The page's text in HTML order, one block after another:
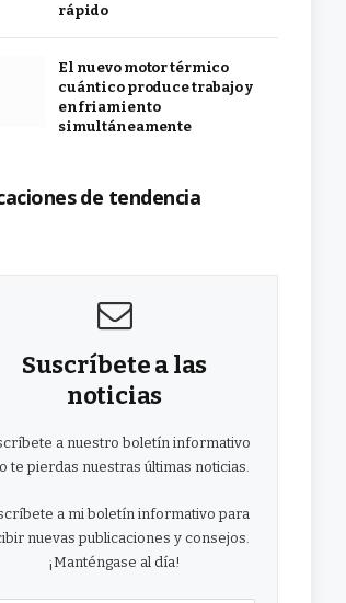
rápido
El nuevo motor térmico
cuántico produce trabajo y
enfriamiento
simultáneamente
de tendencia
Suscríbete a las
noticias
a nuestro boletín informativo
te pierdas nuestras últimas noticias.
a mi boletín informativo para
nuevas publicaciones y consejos.
¡Manténgase al día!